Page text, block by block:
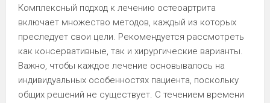
Комплексный подход к лечению остеоартрита
включает множество методов, каждый из которых
преследует свои цели. Рекомендуется рассмотреть
как консервативные, так и хирургические варианты.
Важно, чтобы каждое лечение основывалось на
индивидуальных особенностях пациента, поскольку
общих решений не существует. С течением времени